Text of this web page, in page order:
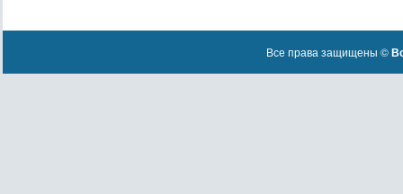
Все права защищены ©